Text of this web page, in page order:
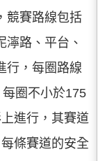
競賽路線包括
濘路、平台、
行，每圈路線
圈不小於175
進行，其賽道
條賽道的安全